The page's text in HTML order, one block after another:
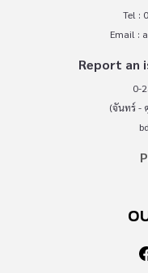
Tel :
Email :
Report an
0-
(จันทร์ -